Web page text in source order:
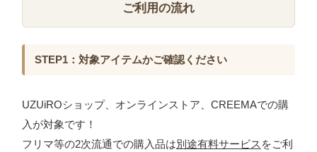
ご利用の流れ
STEP1：対象アイテムかご確認ください
UZUiROショップ、オンラインストア、CREEMAでの購
入が対象です！
フリマ等の2次流通での購入品は別途有料サービス をご利